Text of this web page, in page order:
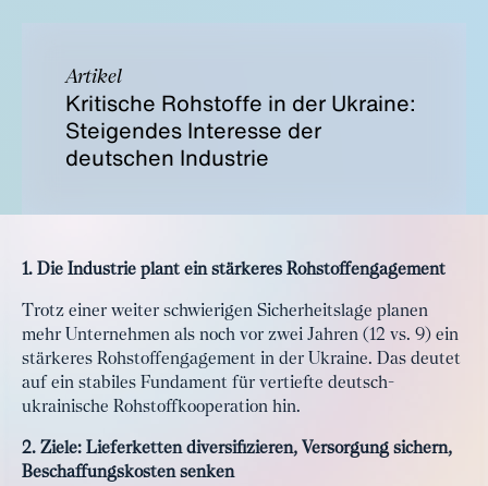
Artikel
Kritische Rohstoffe in der Ukraine:
Steigendes Interesse der
deutschen Industrie
1. Die Industrie plant ein stärkeres Rohstoffengagement
Trotz einer weiter schwierigen Sicherheitslage planen
mehr Unternehmen als noch vor zwei Jahren (12 vs. 9) ein
stärkeres Rohstoffengagement in der Ukraine. Das deutet
auf ein stabiles Fundament für vertiefte deutsch-
ukrainische Rohstoffkooperation hin.
2. Ziele: Lieferketten diversifizieren, Versorgung sichern,
Beschaffungskosten senken